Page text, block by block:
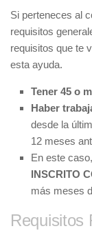
Si perteneces al
requisitos
requisitos que te
esta ayuda.
Tener 45 o
Haber
desde la
12 meses
En este caso,
INSCRITO
más meses
Requisitos